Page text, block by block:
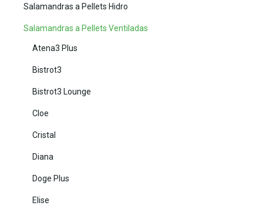
Salamandras a Pellets Hidro
Salamandras a Pellets Ventiladas
Atena3 Plus
Bistrot3
Bistrot3 Lounge
Cloe
Cristal
Diana
Doge Plus
Elise